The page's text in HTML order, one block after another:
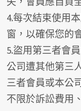
4.每次結束使用
窗，以確保您的
5.盜用第三者會
公司遭其他第三
三者會員或本公
不限於訴訟費用